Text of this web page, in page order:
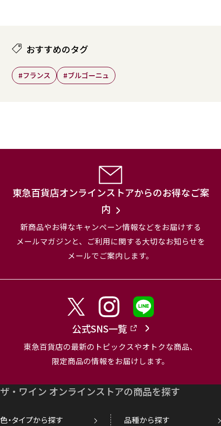
おすすめのタグ
#フランス #ブルゴーニュ
東急百貨店オンラインストアからのお得なご案
内
新商品やお得なキャンペーン情報などをお届けする
メールマガジンと、
ご利用に関する大切なお知らせを
メールでご案内します。
公式SNS一覧
東急百貨店の最新のトピックスやオトクな商品、
限定商品の情報をお届けします。
ザ・ワイン オンラインストアの商品を探す
色・タイプから探す
品種から探す